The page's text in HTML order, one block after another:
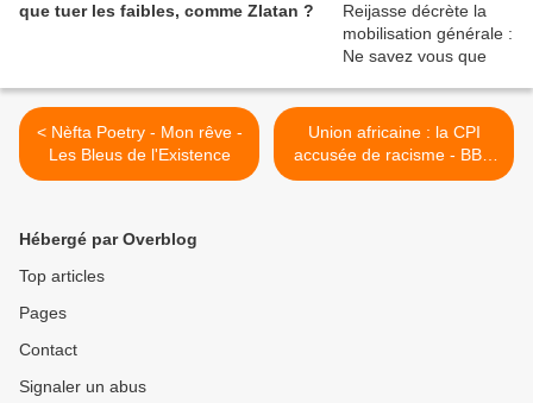
que tuer les faibles, comme Zlatan ?
< Nèfta Poetry - Mon rêve -
Les Bleus de l'Existence
Union africaine : la CPI
accusée de racisme - BBC
Africa >
Hébergé par Overblog
Top articles
Pages
Contact
Signaler un abus